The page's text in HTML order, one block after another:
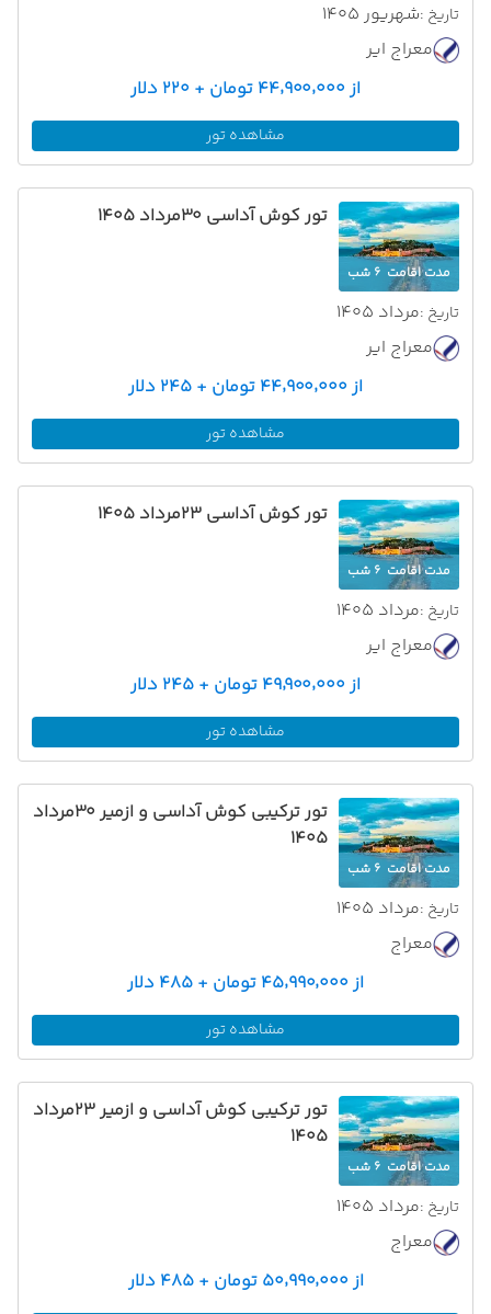
تاریخ :شهریور 1405
معراج ایر
از ۴۴٬۹۰۰٬۰۰۰ تومان + ۲۲۰ دلار
مشاهده تور
مدت اقامت 6 شب
تور کوش آداسی 30مرداد 1405
تاریخ :مرداد 1405
معراج ایر
از ۴۴٬۹۰۰٬۰۰۰ تومان + ۲۴۵ دلار
مشاهده تور
مدت اقامت 6 شب
تور کوش آداسی 23مرداد 1405
تاریخ :مرداد 1405
معراج ایر
از ۴۹٬۹۰۰٬۰۰۰ تومان + ۲۴۵ دلار
مشاهده تور
مدت اقامت 6 شب
تور ترکیبی کوش آداسی و ازمیر 30مرداد
1405
تاریخ :مرداد 1405
معراج
از ۴۵٬۹۹۰٬۰۰۰ تومان + ۴۸۵ دلار
مشاهده تور
مدت اقامت 6 شب
تور ترکیبی کوش آداسی و ازمیر 23مرداد
1405
تاریخ :مرداد 1405
معراج
از ۵۰٬۹۹۰٬۰۰۰ تومان + ۴۸۵ دلار